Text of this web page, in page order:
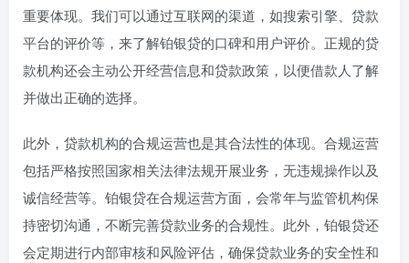
重要体现。我们可以通过互联网的渠道，如搜索引擎、贷款
平台的评价等，来了解铂银贷的口碑和用户评价。正规的贷
款机构还会主动公开经营信息和贷款政策，以便借款人了解
并做出正确的选择。
此外，贷款机构的合规运营也是其合法性的体现。合规运营
包括严格按照国家相关法律法规开展业务，无违规操作以及
诚信经营等。铂银贷在合规运营方面，会常年与监管机构保
持密切沟通，不断完善贷款业务的合规性。此外，铂银贷还
会定期进行内部审核和风险评估，确保贷款业务的安全性和